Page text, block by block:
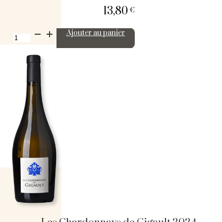
13,80€
quantité
de
Gigault
Cuvée
Viva
2017
Ajouter au panier